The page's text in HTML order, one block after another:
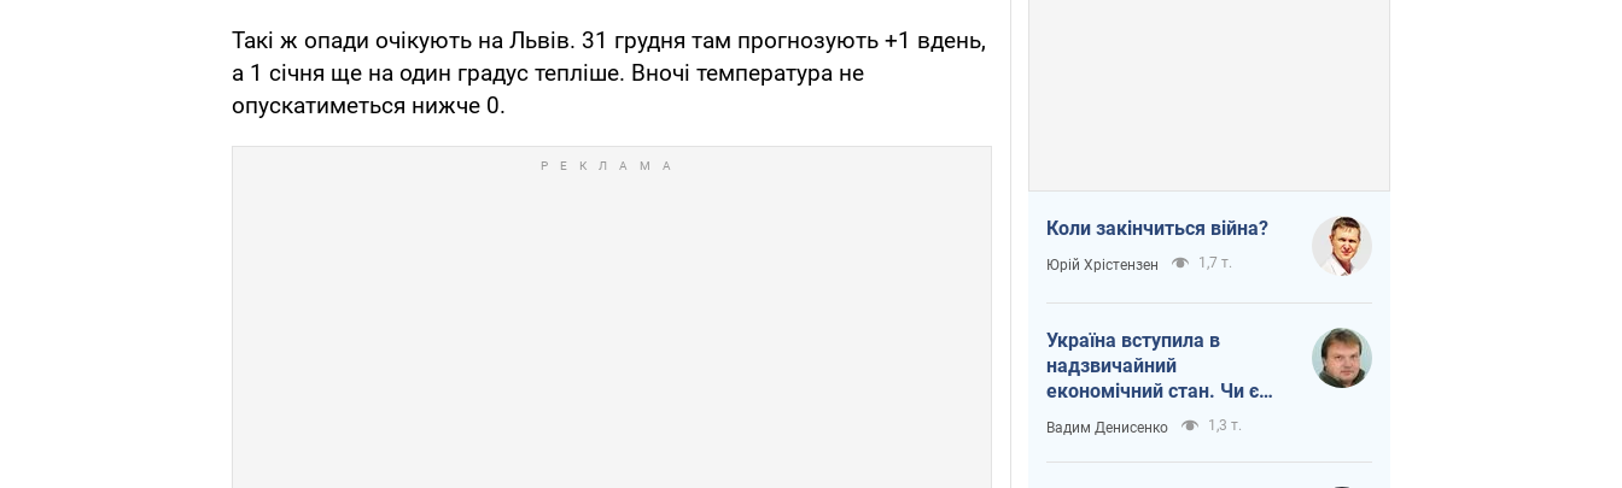
Такі ж опади очікують на Львів. 31 грудня там прогнозують +1 вдень,
а 1 січня ще на один градус тепліше. Вночі температура не
опускатиметься нижче 0.
Коли закінчиться війна?
Юрій Хрістензен 1,7 т.
Україна вступила в
надзвичайний
економічний стан. Чи є
світло вкінці тунелю?
Вадим Денисенко 1,3 т.